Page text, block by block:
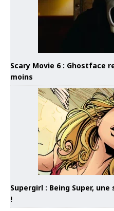
Scary Movie 6 : Ghostface
moins
Supergirl : Being Super,
!